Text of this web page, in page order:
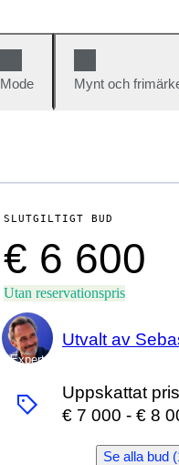
Mode Mynt och
SLUTGILTIGT BUD
€ 6 600
Utan reservationspris
Expert
Utvalt av
Uppskattat pris
€ 7 000 - € 8
Se alla bud